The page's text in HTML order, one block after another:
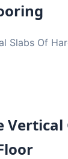
Slabs Of
Vertical